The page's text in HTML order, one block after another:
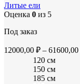
Литые ели
Оценка 0 из 5
Под заказ
12000,00 ₽ – 61600,00
120 см
150 см
185 см